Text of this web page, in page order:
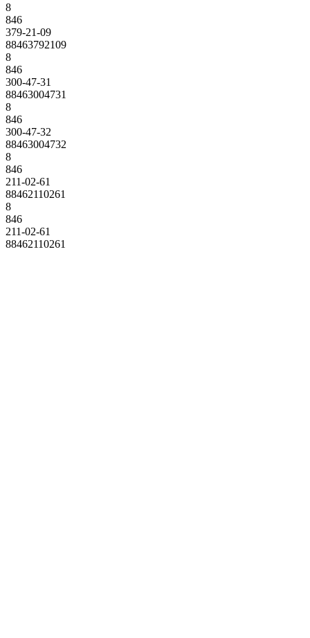
8
846
379-21-09
88463792109
8
846
300-47-31
88463004731
8
846
300-47-32
88463004732
8
846
211-02-61
88462110261
8
846
211-02-61
88462110261